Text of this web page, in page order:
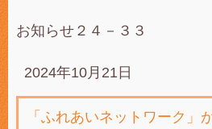
お知らせ２４－３３
2024年10月21日
「ふれあいネットワーク」